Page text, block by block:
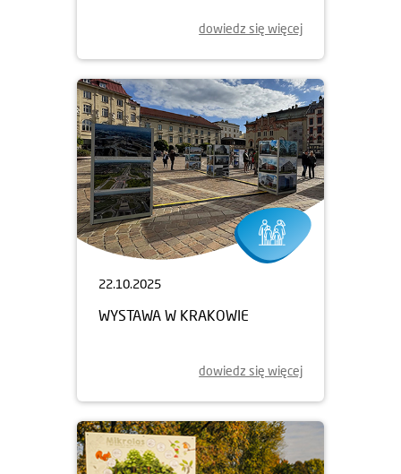
dowiedz się więcej
22.10.2025
WYSTAWA W KRAKOWIE
dowiedz się więcej